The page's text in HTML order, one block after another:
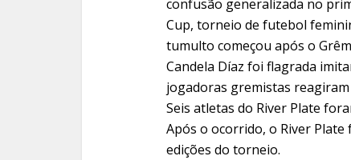
confusão generalizada no
Cup, torneio de futebol
tumulto começou após o
Candela Díaz foi flagrada
jogadoras gremistas
Seis atletas do River Plate
Após o ocorrido, o River Plate
edições do torneio.